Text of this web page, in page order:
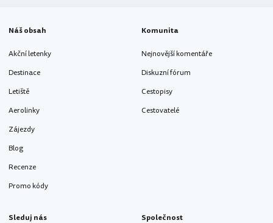
Náš obsah
Akční letenky
Destinace
Letiště
Aerolinky
Zájezdy
Blog
Recenze
Promo kódy
Komunita
Nejnovější komentáře
Diskuzní fórum
Cestopisy
Cestovatelé
Sleduj nás Společnost